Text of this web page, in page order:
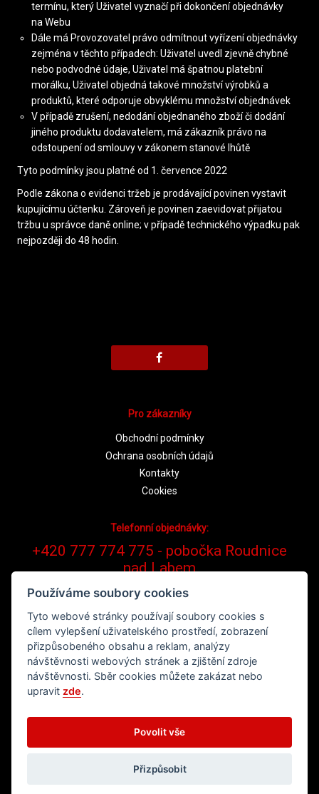
termínu, který Uživatel vyznačí při dokončení objednávky
na Webu
Dále má Provozovatel právo odmítnout vyřízení objednávky
zejména v těchto případech: Uživatel uvedl zjevně chybné
nebo podvodné údaje, Uživatel má špatnou platební
morálku, Uživatel objedná takové množství výrobků a
produktů, které odporuje obvyklému množství objednávek
V případě zrušení, nedodání objednaného zboží či dodání
jiného produktu dodavatelem, má zákazník právo na
odstoupení od smlouvy v zákonem stanové lhůtě
Tyto podmínky jsou platné od 1. července 2022
Podle zákona o evidenci tržeb je prodávající povinen vystavit
kupujícímu účtenku. Zároveň je povinen zaevidovat přijatou
tržbu u správce daně online; v případě technického výpadku pak
nejpozději do 48 hodin.
Pro zákazníky
Obchodní podmínky
Ochrana osobních údajů
Kontakty
Cookies
Telefonní objednávky:
+420 777 774 775 - pobočka Roudnice
nad Labem
Používáme soubory cookies
Tyto webové stránky používají soubory cookies s
cílem vylepšení uživatelského prostředí, zobrazení
přizpůsobeného obsahu a reklam, analýzy
návštěvnosti webových stránek a zjištění zdroje
návštěvnosti. Sběr cookies můžete zakázat nebo
upravit zde.
Povolit vše
Přizpůsobit